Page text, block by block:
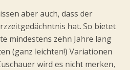
aber auch, dass der
hat. So bietet
mindestens zehn Jahre lang
(ganz leichten!) Variationen
wird es nicht merken,